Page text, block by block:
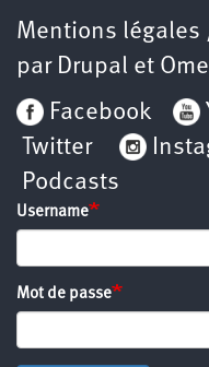
Mentions légales
par Drupal et
Facebook
Twitter
Podcasts
Username
Mot de passe